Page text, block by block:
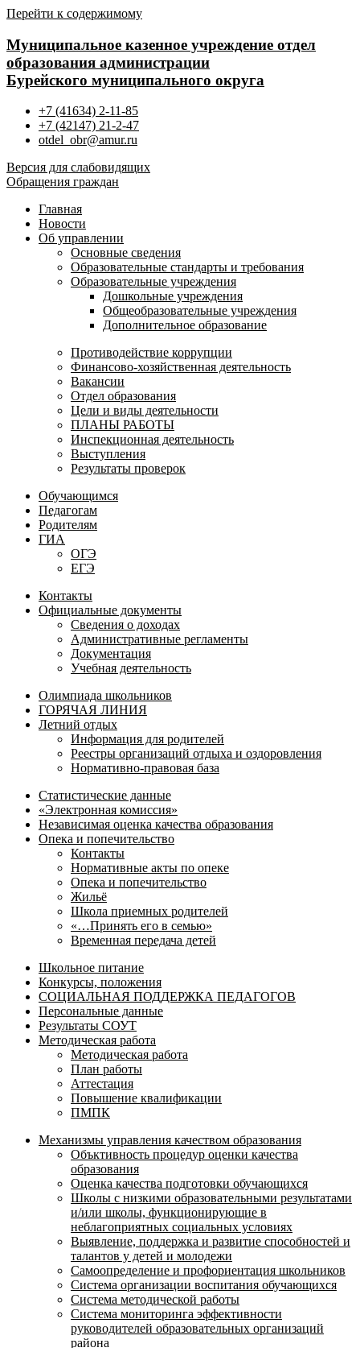
Перейти к содержимому
Муниципальное казенное учреждение отдел
образования администрации
Бурейского муниципального округа
+7 (41634) 2-11-85
+7 (42147) 21-2-47
otdel_obr@amur.ru
Версия для слабовидящих
Обращения граждан
Главная
Новости
Об управлении
Основные сведения
Образовательные стандарты и требования
Образовательные учреждения
Дошкольные учреждения
Общеобразовательные учреждения
Дополнительное образование
Противодействие коррупции
Финансово-хозяйственная деятельность
Вакансии
Отдел образования
Цели и виды деятельности
ПЛАНЫ РАБОТЫ
Инспекционная деятельность
Выступления
Результаты проверок
Обучающимся
Педагогам
Родителям
ГИА
ОГЭ
ЕГЭ
Контакты
Официальные документы
Сведения о доходах
Административные регламенты
Документация
Учебная деятельность
Олимпиада школьников
ГОРЯЧАЯ ЛИНИЯ
Летний отдых
Информация для родителей
Реестры организаций отдыха и оздоровления
Нормативно-правовая база
Статистические данные
«Электронная комиссия»
Независимая оценка качества образования
Опека и попечительство
Контакты
Нормативные акты по опеке
Опека и попечительство
Жильё
Школа приемных родителей
«…Принять его в семью»
Временная передача детей
Школьное питание
Конкурсы, положения
СОЦИАЛЬНАЯ ПОДДЕРЖКА ПЕДАГОГОВ
Персональные данные
Результаты СОУТ
Методическая работа
Методическая работа
План работы
Аттестация
Повышение квалификации
ПМПК
Механизмы управления качеством образования
Объктивность процедур оценки качества
образования
Оценка качества подготовки обучающихся
Школы с низкими образовательными результатами
и/или школы, функционирующие в
неблагоприятных социальных условиях
Выявление, поддержка и развитие способностей и
талантов у детей и молодежи
Самоопределение и профориентация школьников
Система организации воспитания обучающихся
Система методической работы
Система мониторинга эффективности
руководителей образовательных организаций
района